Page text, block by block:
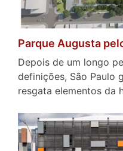
Parque Augusta
Depois de um longo
definições, São Paulo
resgata elementos da